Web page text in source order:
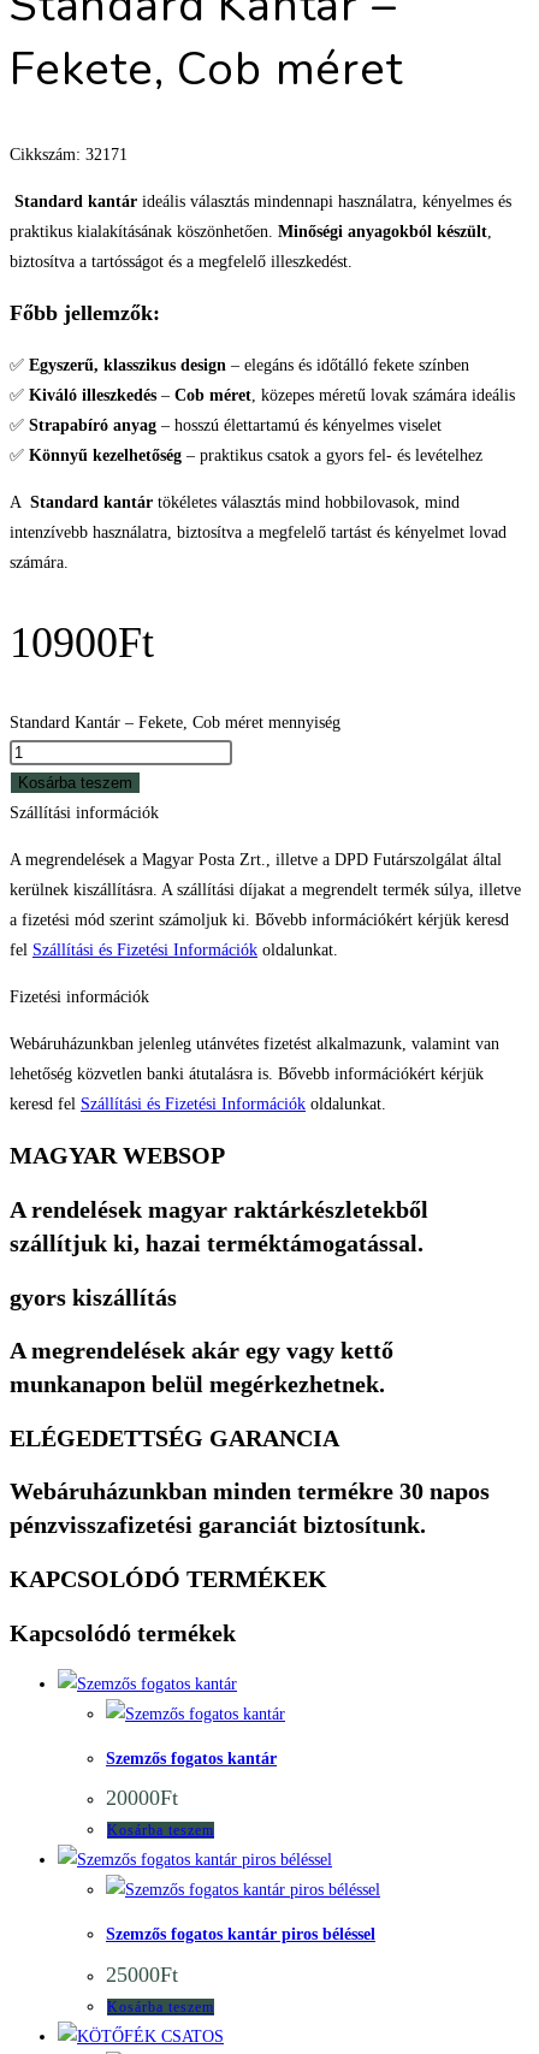
Fekete, Cob méret
Cikkszám: 32171
Standard kantár ideális választás mindennapi használatra, kényelmes és
praktikus kialakításának köszönhetően. Minőségi anyagokból készült
biztosítva a tartósságot és a megfelelő illeszkedést.
Főbb jellemzők:
✅ Egyszerű, klasszikus design – elegáns és időtálló fekete színben
✅ Kiváló illeszkedés – Cob méret , közepes méretű lovak számára ideális
✅ Strapabíró anyag – hosszú élettartamú és kényelmes viselet
✅ Könnyű kezelhetőség – praktikus csatok a gyors fel- és levételhez
A Standard kantár tökéletes választás mind hobbilovasok, mind
intenzívebb használatra, biztosítva a megfelelő tartást és kényelmet lovad
számára.
10900Ft
Standard Kantár – Fekete, Cob méret mennyiség
Kosárba teszem
Szállítási információk
A megrendelések a Magyar Posta Zrt., illetve a DPD Futárszolgálat által
kerülnek kiszállításra. A szállítási díjakat a megrendelt termék súlya, illetve
a fizetési mód szerint számoljuk ki. Bővebb információkért kérjük keresd
fel Szállítási és Fizetési Információk oldalunkat.
Fizetési információk
Webáruházunkban jelenleg utánvétes fizetést alkalmazunk, valamint van
lehetőség közvetlen banki átutalásra is. Bővebb információkért kérjük
keresd fel Szállítási és Fizetési Információk oldalunkat.
MAGYAR WEBSOP
A rendelések magyar raktárkészletekből
szállítjuk ki, hazai terméktámogatással.
gyors kiszállítás
A megrendelések akár egy vagy kettő
munkanapon belül megérkezhetnek.
ELÉGEDETTSÉG GARANCIA
Webáruházunkban minden termékre 30 napos
pénzvisszafizetési garanciát biztosítunk.
KAPCSOLÓDÓ TERMÉKEK
Kapcsolódó termékek
Szemzős fogatos kantár
20000Ft
Kosárba teszem
Szemzős fogatos kantár piros béléssel
25000Ft
Kosárba teszem